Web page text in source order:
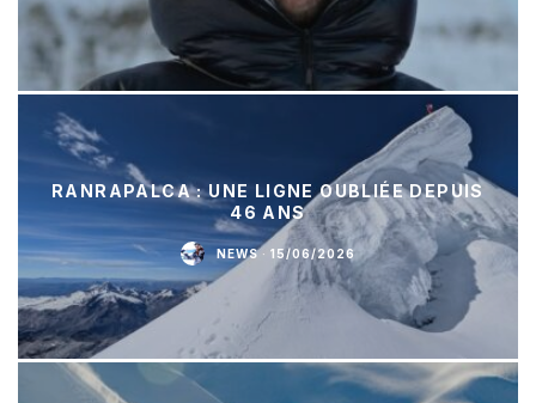
RANRAPALCA : UNE LIGNE OUBLIÉE DEPUIS
46 ANS
NEWS · 15/06/2026